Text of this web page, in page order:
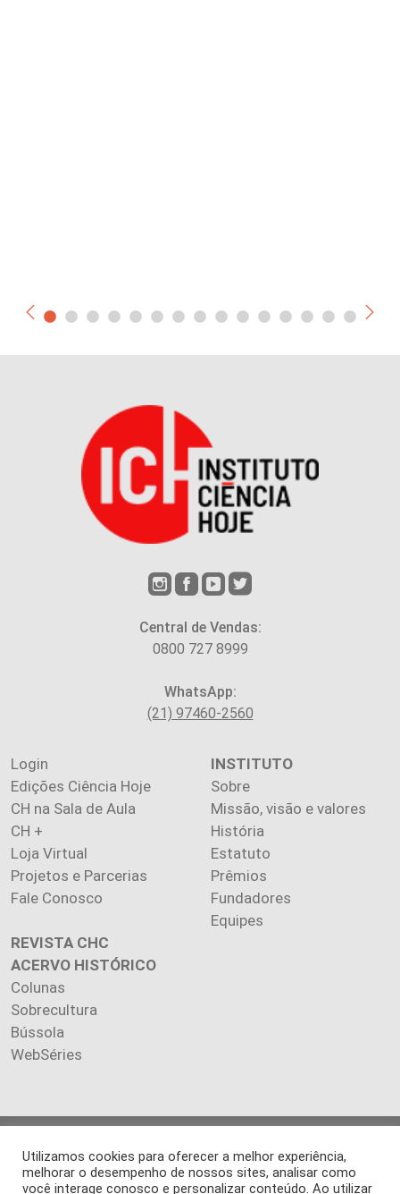
Central de Vendas:
0800 727 8999
WhatsApp:
(21) 97460-2560
Login
Edições Ciência Hoje
CH na Sala de Aula
CH +
Loja Virtual
Projetos e Parcerias
Fale Conosco
INSTITUTO
Sobre
Missão, visão e valores
História
Estatuto
Prêmios
Fundadores
Equipes
REVISTA CHC
ACERVO HISTÓRICO
Colunas
Sobrecultura
Bússola
WebSéries
reservados.
Os artigos publicados na revista refletem exclusivamente a
Utilizamos cookies para oferecer a melhor experiência,
melhorar o desempenho de nossos sites, analisar como
você interage conosco e personalizar conteúdo. Ao utilizar